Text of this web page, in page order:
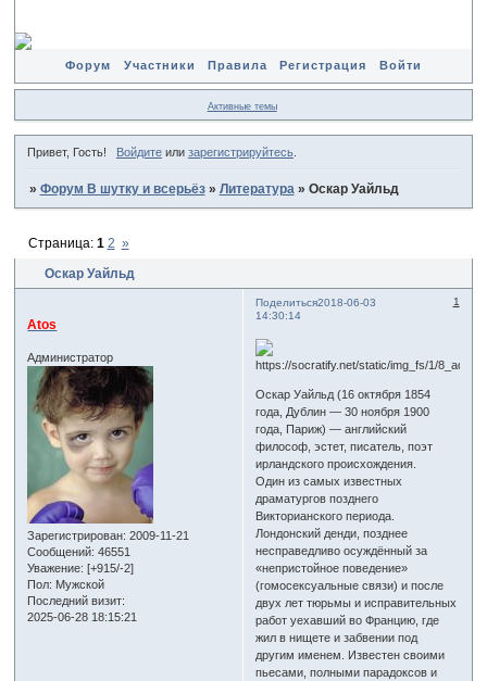
Форум Участники Правила Регистрация Войти
Активные темы
Привет, Гость! Войдитеили зарегистрируйтесь.
» Форум В шутку и всерьёз » Литература » Оскар Уайльд
Оскар Уайльд
Страница: 1 2 »
Поделиться 1
2018-06-03
14:30:14
Atos
Администратор
Зарегистрирован: 2009-11-21
Сообщений: 46551
Уважение: [+915/-2]
Пол: Мужской
Последний визит:
2025-06-28 18:15:21
Оскар Уайльд (16 октября 1854
года, Дублин — 30 ноября 1900
года, Париж) — английский
философ, эстет, писатель, поэт
ирландского происхождения.
Один из самых известных
драматургов позднего
Викторианского периода.
Лондонский денди, позднее
несправедливо осуждённый за
«непристойное поведение»
(гомосексуальные связи) и после
двух лет тюрьмы и исправительных
работ уехавший во Францию, где
жил в нищете и забвении под
другим именем. Известен своими
пьесами, полными парадоксов и